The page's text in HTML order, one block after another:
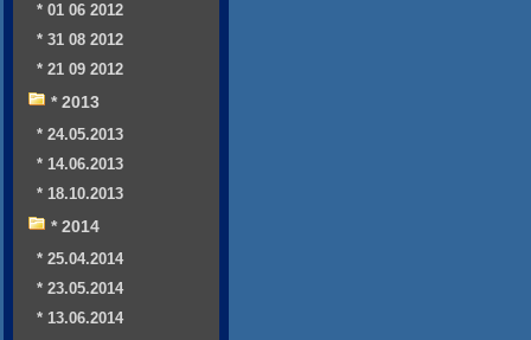
* 01 06 2012
* 31 08 2012
* 21 09 2012
* 2013
* 24.05.2013
* 14.06.2013
* 18.10.2013
* 2014
* 25.04.2014
* 23.05.2014
* 13.06.2014